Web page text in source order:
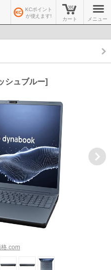
KCポイント
が使えます!
カート メニュー
シュブルー]
.com